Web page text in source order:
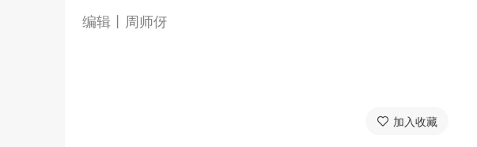
编辑丨周师伢
加入收藏